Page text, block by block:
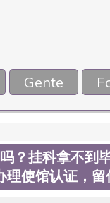
Gente
？挂科拿不到
使馆认证，